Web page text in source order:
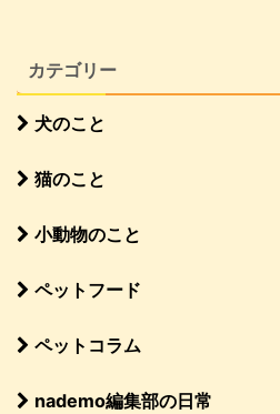
カテゴリー
犬のこと
猫のこと
小動物のこと
ペットフード
ペットコラム
nademo編集部の日常